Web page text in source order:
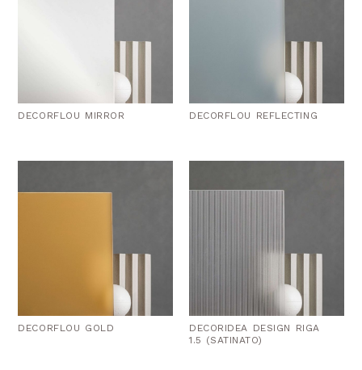
DECORFLOU MIRROR DECORFLOU REFLECTING
DECORFLOU GOLD
DECORIDEA DESIGN RIGA
1.5 (SATINATO)